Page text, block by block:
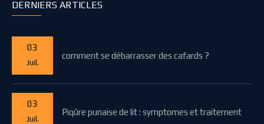
DERNIERS ARTICLES
03
Juil.
comment se débarrasser des cafards ?
03
Juil.
Piqûre punaise de lit : symptomes et traitement